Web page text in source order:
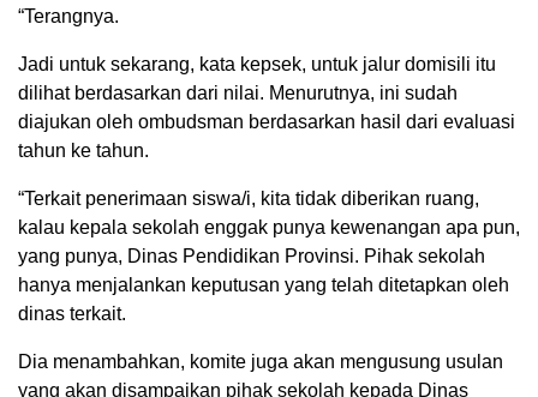
“Terangnya.
Jadi untuk sekarang, kata kepsek, untuk jalur domisili itu
dilihat berdasarkan dari nilai. Menurutnya, ini sudah
diajukan oleh ombudsman berdasarkan hasil dari evaluasi
tahun ke tahun.
“Terkait penerimaan siswa/i, kita tidak diberikan ruang,
kalau kepala sekolah enggak punya kewenangan apa pun,
yang punya, Dinas Pendidikan Provinsi. Pihak sekolah
hanya menjalankan keputusan yang telah ditetapkan oleh
dinas terkait.
Dia menambahkan, komite juga akan mengusung usulan
yang akan disampaikan pihak sekolah kepada Dinas